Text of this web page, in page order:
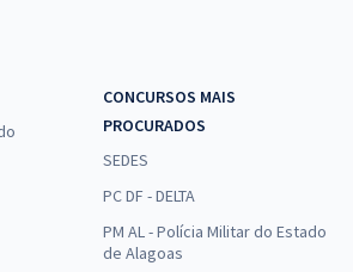
CONCURSOS MAIS
PROCURADOS
SEDES
PC DF - DELTA
PM AL - Polícia Militar do Estado
de Alagoas